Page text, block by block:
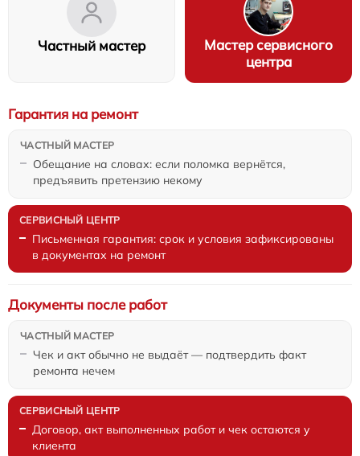
Частный мастер
Мастер сервисного
центра
Обещание на словах: если поломка вернётся,
предъявить претензию некому
Гарантия на ремонт
Письменная гарантия: срок и условия зафиксированы
в документах на ремонт
Чек и акт обычно не выдаёт — подтвердить факт
ремонта нечем
Документы после работ
Договор, акт выполненных работ и чек остаются у
клиента